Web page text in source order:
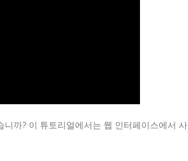
까? 이 튜토리얼에서는 웹 인터페이스에서 사